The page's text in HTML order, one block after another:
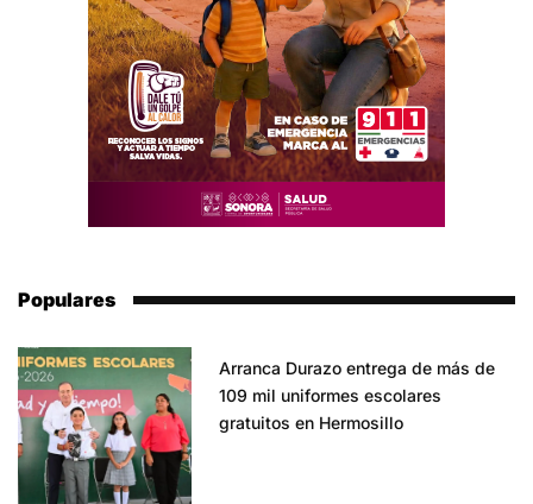
Populares
Arranca Durazo entrega de más de
109 mil uniformes escolares
gratuitos en Hermosillo